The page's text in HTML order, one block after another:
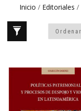
Inicio / Editoriales /